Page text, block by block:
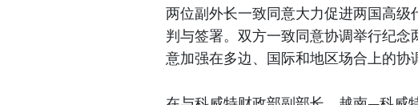
两位副外长一致同意大力促进两国高
判与签署。双方一致同意协调举行纪
意加强在多边、国际和地区场合上的协